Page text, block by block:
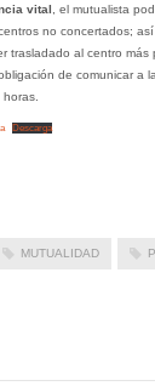
vital , el mutualista
no concertados;
trasladado al centro más
de comunicar a la
Descarga
MUTUALIDAD